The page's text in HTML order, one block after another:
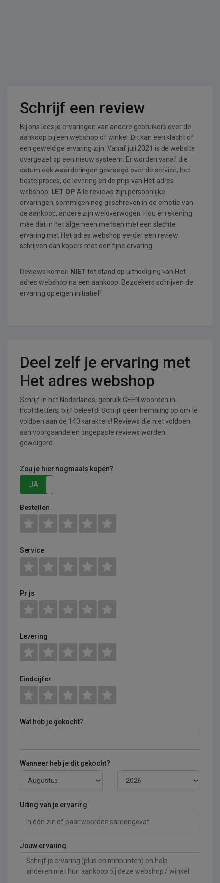
Schrijf een review
Bij ons lees je ervaringen van andere gebruikers over de
aankoop bij een webshop of winkel. Dit kan een klacht of
een geweldige ervaring zijn. Vanaf juli 2021 is de website
overgezet op een nieuw systeem. Er worden vanaf die
datum ook waarderingen gevraagd over de service, het
bestelproces, de levering en de prijs van Het adres
webshop.
LET OP Alle reviews zijn persoonlijke
ervaringen, sommigen nog geschreven in de emotie van
de aankoop, andere zijn weloverwogen. Hou er rekening
mee dat in het algemeen mensen met een slechte
ervaring met Het adres webshop eerder een review
schrijven dan kopers met een fijne ervaring.
Reviews komen NIET tot stand op uitnodiging van Het
adres webshop na een aankoop. Bezoekers schrijven de
ervaring op eigen initiatief!
Deel zelf je ervaring met
Het adres webshop
Schrijf in het Nederlands, gebruik GEEN woorden in
hoofdletters, blijf beleefd! Schrijf geen herhaling op om te
voldoen aan de 140 karakters! Reviews die niet voldoen
aan voorgaande en ongepaste reviews worden
geweigerd.
Zou je hier nogmaals kopen?
JA
Bestellen
Service
Prijs
Levering
Eindcijfer
Wat heb je gekocht?
Wanneer heb je dit gekocht?
Uiting van je ervaring
Jouw ervaring